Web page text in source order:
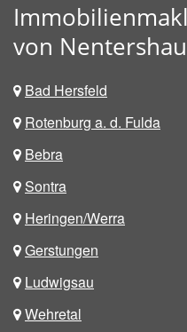
von
Bad Hersfeld
Rotenburg a. d. Fulda
Bebra
Sontra
Heringen/Werra
Gerstungen
Ludwigsau
Wehretal